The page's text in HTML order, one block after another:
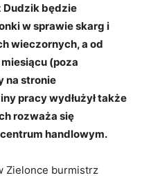
Dudzik będzie
w sprawie skarg i
wieczornych, a od
(poza
na stronie
pracy wydłużył także
rozważa się
handlowym.
Zielonce burmistrz